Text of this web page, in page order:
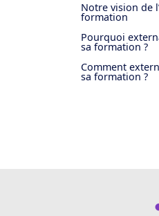
Notre vision de
formation
Pourquoi
sa formation ?
Comment
sa formation ?